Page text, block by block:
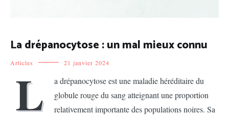
La drépanocytose : un mal mieux connu
Articles 21 janvier 2024
L
a drépanocytose est une maladie héréditaire du
globule rouge du sang atteignant une proportion
relativement importante des populations noires. Sa